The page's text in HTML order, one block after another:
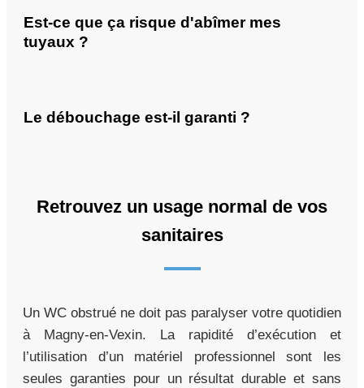
Est-ce que ça risque d'abîmer mes
tuyaux ?
Le débouchage est-il garanti ?
Retrouvez un usage normal de vos
sanitaires
Un WC obstrué ne doit pas paralyser votre quotidien
à Magny-en-Vexin. La rapidité d’exécution et
l’utilisation d’un matériel professionnel sont les
seules garanties pour un résultat durable et sans